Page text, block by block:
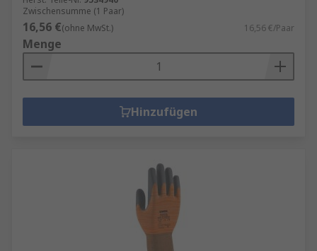
Zwischensumme (1 Paar)
16,56 €(ohne MwSt.) 16,56 €/Paar
Menge
Hinzufügen